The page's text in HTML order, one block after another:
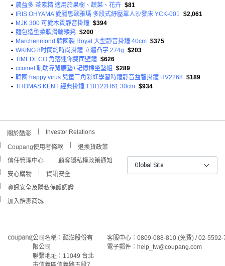
• 農益多 茶素精 適用於果樹、蔬菜、花卉 $81
•
IRIS OHYAMA 愛麗思歐雅瑪 多段式紓壓單人沙發床 YCK-001 $2,061
• MJK 300 可愛木質靜音掛鐘 $394
• 麵包造型柔軟滑輪矮凳 $200
• Marchenmond 韓國製 Royal 大型靜音掛鐘 40cm $375
• WKING 8吋簡約時尚掛鐘 立體凸字 274g $203
• TIMEDECO 角落迷你雙面壁鐘 $626
• ccumel 輔助靠背腰墊+記憶棉坐墊組
$289
• 韓國 happy virus 兒童三角彩虹學習時鐘靜音益智掛鐘 HV2268 $189
• THOMAS KENT 經典掛鐘 T10122H61 30cm $934
關於酷澎 Investor Relations
Coupang使用者條款
退換貨政策
信任管理中心
顧客隱私權政策通知
安心購物
資訊安全
資訊安全及隱私保護認證
加入酷澎商城
Global Site
公司名稱：酷澎股份有
限公司
聯繫地址：11049 台北
客服中心：0809-088-810 (免費) / 02-
電子郵件：help_tw@coupang.com